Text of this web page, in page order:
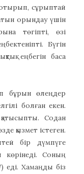
отырып, сұрыптай
орындау үшін
төгіпті, өзі
Бүгін
еңбегін баса
бұрын өлеңдер
болған екен.
Содан
қызмет істеген.
бір дүмпүге
көрінеді. Соның
еді. Хамаңды біз